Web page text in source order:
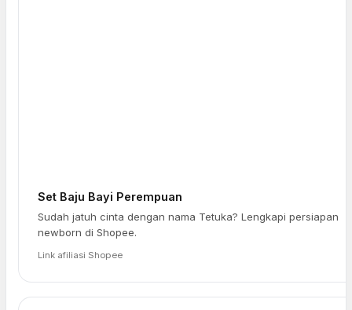
Set Baju Bayi Perempuan
Sudah jatuh cinta dengan nama Tetuka? Lengkapi persiapan
newborn di Shopee.
Link afiliasi Shopee